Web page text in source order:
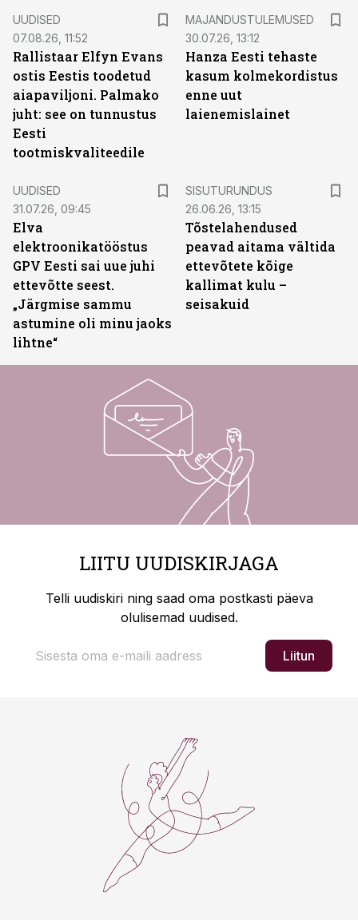
UUDISED
07.08.26, 11:52
Rallistaar Elfyn Evans
ostis Eestis toodetud
aiapaviljoni. Palmako
juht: see on tunnustus
Eesti
tootmiskvaliteedile
MAJANDUSTULEMUSED
30.07.26, 13:12
Hanza Eesti tehaste
kasum kolmekordistus
enne uut
laienemislainet
UUDISED
31.07.26, 09:45
Elva
elektroonikatööstus
GPV Eesti sai uue juhi
ettevõtte seest.
„Järgmise sammu
astumine oli minu jaoks
lihtne“
SISUTURUNDUS
26.06.26, 13:15
Tõstelahendused
peavad aitama vältida
ettevõtete kõige
kallimat kulu –
seisakuid
LIITU UUDISKIRJAGA
Telli uudiskiri ning saad oma postkasti päeva
olulisemad uudised.
Liitun